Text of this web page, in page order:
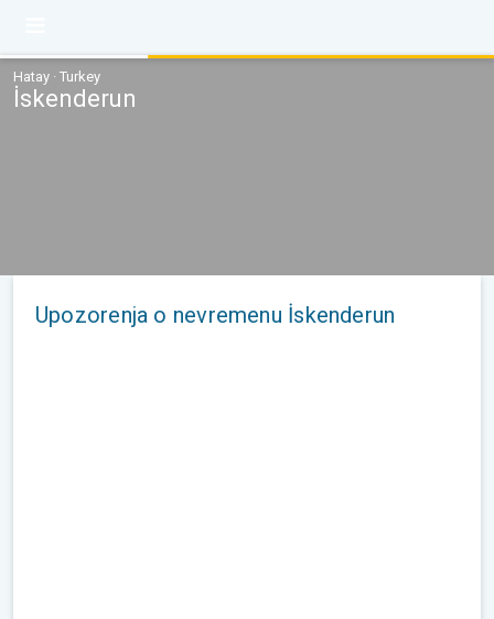
Hatay · Turkey
İskenderun
Upozorenja o nevremenu İskenderun